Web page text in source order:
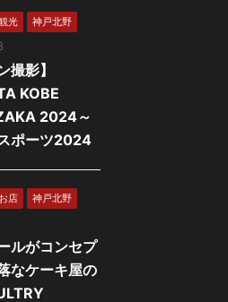
光 神戸北野
撮影】
KOBE
2024～
ポーツ2024
店 神戸北野
ルがコンセプ
なケーキ屋の